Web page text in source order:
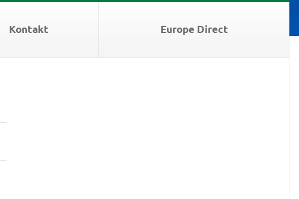
Kontakt Europe Direct